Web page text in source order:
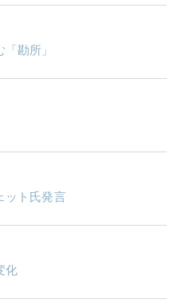
勘所」
ット氏発言
化